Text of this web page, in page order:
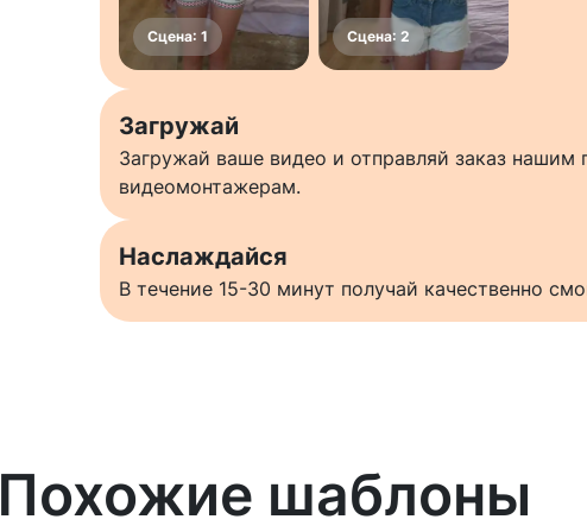
Загружай
Загружай ваше видео и отправляй заказ нашим
видеомонтажерам.
Наслаждайся
В течение 15-30 минут получай качественно
Похожие шаблоны